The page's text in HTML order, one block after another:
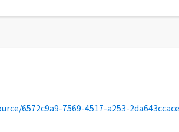
a253-2da643ccace3/download/